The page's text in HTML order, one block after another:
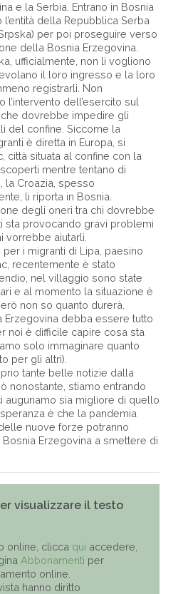
e la Serbia. Entrano in Bosnia
della Repubblica Serba
per poi proseguire verso
della Bosnia Erzegovina.
ufficialmente, non li vogliono
il loro ingresso e la loro
registrarli. Non
dell’esercito sul
dovrebbe impedire gli
del confine. Siccome la
è diretta in Europa, si
città situata al confine con la
mentre tentano di
la Croazia, spesso
li riporta in Bosnia.
degli oneri tra chi dovrebbe
sta provocando gravi problemi
vorrebbe aiutarli.
i migranti di Lipa, paesino
recentemente è stato
nel villaggio sono state
e al momento la situazione è
non so quanto durerà.
Erzegovina debba essere tutto
noi è difficile capire cosa sta
solo immaginare quanto
per gli altri).
tante belle notizie dalla
nonostante, stiamo entrando
auguriamo sia migliore di quello
è che la pandemia
nuove forze potranno
Erzegovina a smettere di
visualizzare il testo
online, clicca qui accedere,
Abbonamenti per
online.
hanno diritto